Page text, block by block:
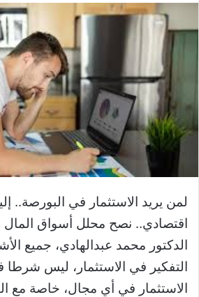
لمن يريد الاستثمار في البورصة..
اقتصادي.. نصح محلل أسواق المال
الدكتور محمد عبدالهادي، جميع
التفكير في الاستثمار، ليس
الاستثمار في أي مجال، خاصة مع